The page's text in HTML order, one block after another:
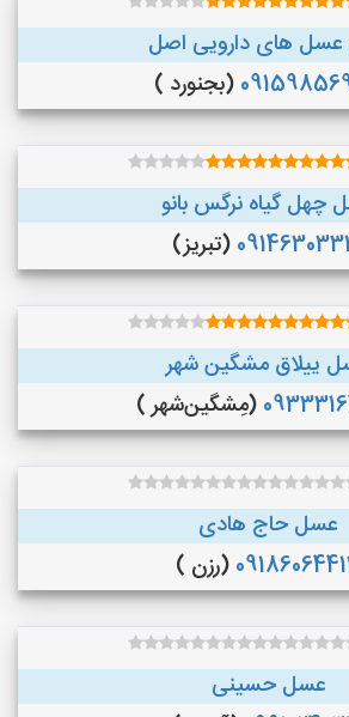
عسل های دارویی اصل
(بجنورد )
چهل گیاه نرگس بانو
(تبریز)
ییلاق مشگین شهر
(مِشگین‌شهر )
عسل حاج هادی
(رزن )
عسل حسینی